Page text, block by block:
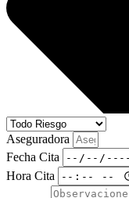
Aseguradora
Fecha Cita
Hora Cita